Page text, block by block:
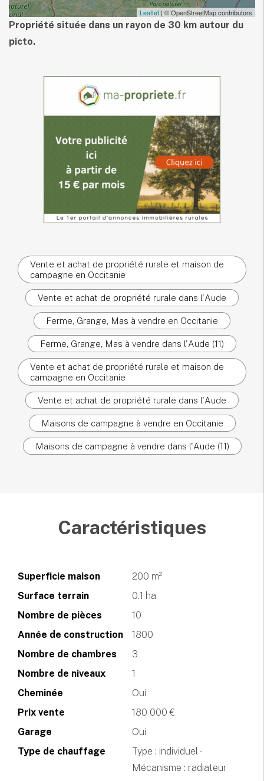
Leaflet| © OpenStreetMap contributors
Propriété située dans un rayon de 30 km autour du
picto.
Vente et achat de propriété rurale et maison de
campagne en Occitanie
Vente et achat de propriété rurale dans l'Aude
Ferme, Grange, Mas à vendre en Occitanie
Ferme, Grange, Mas à vendre dans l'Aude (11)
Vente et achat de propriété rurale et maison de
campagne en Occitanie
Vente et achat de propriété rurale dans l'Aude
Maisons de campagne à vendre en Occitanie
Maisons de campagne à vendre dans l'Aude (11)
Caractéristiques
Superficie maison
200 m²
Surface terrain
0.1 ha
Nombre de pièces
10
Année de construction
1800
Nombre de chambres
3
Nombre de niveaux
1
Cheminée
Oui
Prix vente
180 000 €
Garage
Oui
Type de chauffage
Type : individuel -
Mécanisme : radiateur